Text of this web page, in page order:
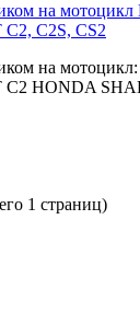
на
C2S, CS2
на
HONDA
1 страниц)